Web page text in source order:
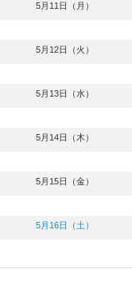
5月11日（月）
5月12日（火）
5月13日（水）
5月14日（木）
5月15日（金）
5月16日（土）